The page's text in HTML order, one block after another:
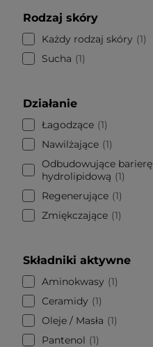
Rodzaj skóry
Każdy rodzaj skóry
1
Sucha
1
Działanie
Łagodzące 1
Nawilżające 1
Odbudowujące barierę
hydrolipidową
1
Regenerujące 1
Zmiękczające 1
Składniki aktywne
Aminokwasy
1
Ceramidy
1
Oleje / Masła
1
Pantenol
1